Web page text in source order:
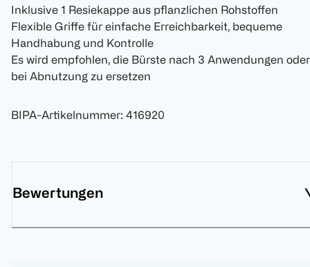
Inklusive 1 Resiekappe aus pflanzlichen Rohstoffen
Flexible Griffe für einfache Erreichbarkeit, bequeme
Handhabung und Kontrolle
Es wird empfohlen, die Bürste nach 3 Anwendungen oder
bei Abnutzung zu ersetzen
BIPA-Artikelnummer: 416920
Bewertungen